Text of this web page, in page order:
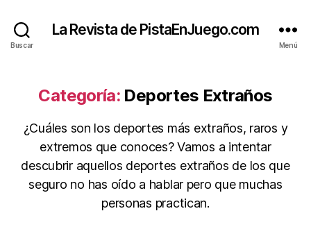
Buscar
La Revista de PistaEnJuego.com
Menú
Categoría: Deportes Extraños
¿Cuáles son los deportes más extraños, raros y
extremos que conoces? Vamos a intentar
descubrir aquellos deportes extraños de los que
seguro no has oído a hablar pero que muchas
personas practican.